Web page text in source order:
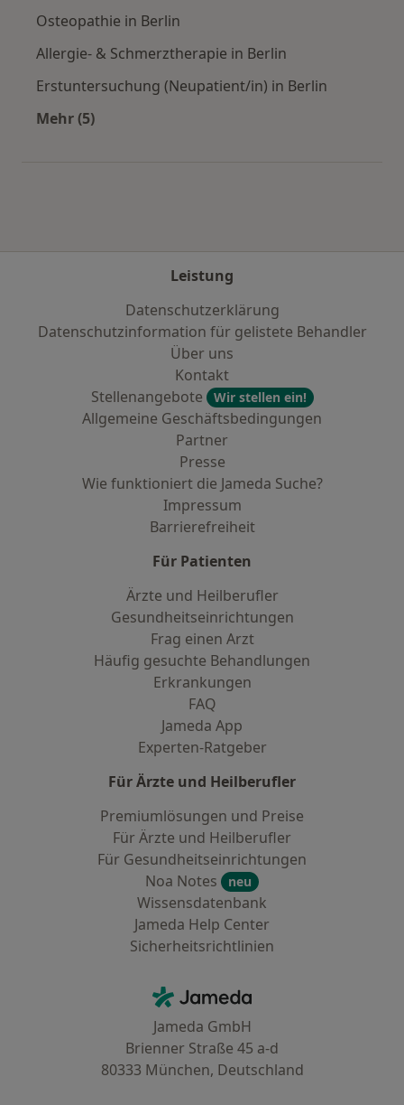
Osteopathie in Berlin
Allergie- & Schmerztherapie in Berlin
Erstuntersuchung (Neupatient/in) in Berlin
Mehr (5)
Leistung
Datenschutzerklärung
Datenschutzinformation für gelistete Behandler
Über uns
Kontakt
Stellenangebote
Wir stellen ein!
Allgemeine Geschäftsbedingungen
Partner
Presse
Wie funktioniert die Jameda Suche?
Impressum
Barrierefreiheit
Für Patienten
Ärzte und Heilberufler
Gesundheitseinrichtungen
Frag einen Arzt
Häufig gesuchte Behandlungen
Erkrankungen
FAQ
Jameda App
Experten-Ratgeber
Für Ärzte und Heilberufler
Premiumlösungen und Preise
Für Ärzte und Heilberufler
Für Gesundheitseinrichtungen
Noa Notes
neu
Wissensdatenbank
Jameda Help Center
Sicherheitsrichtlinien
Jameda - Startseite
Jameda GmbH
Brienner Straße 45 a-d
80333 München, Deutschland